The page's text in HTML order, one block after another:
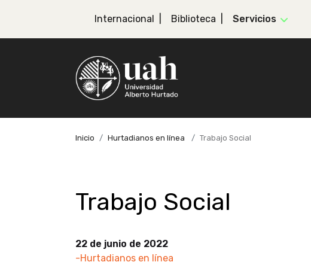
Internacional Biblioteca Servicios
Inicio Hurtadianos en línea Trabajo Social
Trabajo Social
22 de junio de 2022
-Hurtadianos en línea